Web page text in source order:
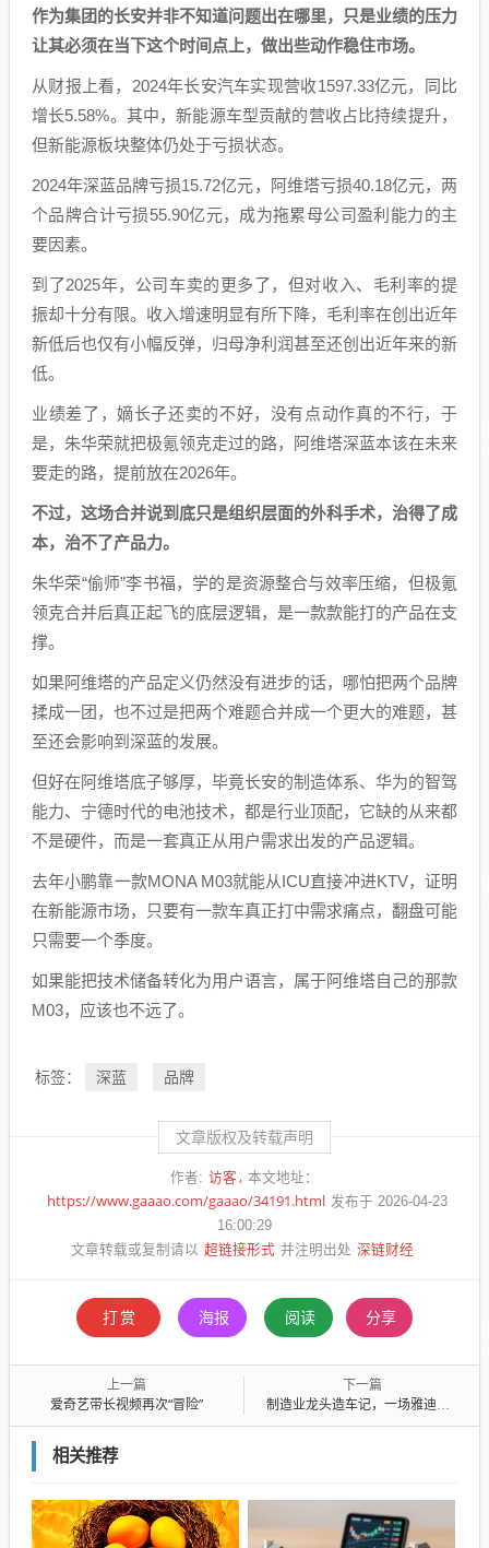
作为集团的长安并非不知道问题出在哪里，
只是业绩的压力
让其必须在当下这个时间点上， 做出些动作稳住市场。
从财报上看，2024年长安汽车实现营收1597.33亿元，同比
增长5.58%。其中，新能源车型贡献的营收占比持续提升，
但新能源板块整体仍处于亏损状态。
2024年深蓝品牌亏损15.72亿元，阿维塔亏损40.18亿元，两
个品牌合计亏损55.90亿元，成为拖累母公司盈利能力的主
要因素。
到了2025年，公司车卖的更多了，但对收入、毛利率的提
振却十分有限。收入增速明显有所下降，毛利率在创出近年
新低后也仅有小幅反弹，归母净利润甚至还创出近年来的新
低。
业绩差了，嫡长子还卖的不好，没有点动作真的不行，于
是，朱华荣就把极氪领克走过的路，阿维塔深蓝本该在未来
要走的路，提前放在2026年。
不过，这场合并说到底只是组织层面的外科手术，治得了成
本，治不了产品力。
朱华荣“偷师”李书福，学的是资源整合与效率压缩，但极氪
领克合并后真正起飞的底层逻辑，是一款款能打的产品在支
撑。
如果阿维塔的产品定义仍然没有进步的话，哪怕把两个品牌
揉成一团，也不过是把两个难题合并成一个更大的难题，甚
至还会影响到深蓝的发展。
但好在阿维塔底子够厚，毕竟长安的制造体系、华为的智驾
能力、宁德时代的电池技术，都是行业顶配，它缺的从来都
不是硬件，而是一套真正从用户需求出发的产品逻辑。
去年小鹏靠一款MONA M03就能从ICU直接冲进KTV，证明
在新能源市场，只要有一款车真正打中需求痛点，翻盘可能
只需要一个季度。
如果能把技术储备转化为用户语言，属于阿维塔自己的那款
M03，应该也不远了。
标签： 深蓝 品牌
文章版权及转载声明
作者: 访客 本文地址：
https://www.gaaao.com/gaaao/34191.html 发布于 2026-04-23
16:00:29
文章转载或复制请以 超链接形式 并注明出处 深链财经
打赏 海报 阅读 分享
上一篇
爱奇艺带长视频再次“冒险”
下一篇
制造业龙头造车记，一场雅迪与飞书的双向奔赴
相关推荐